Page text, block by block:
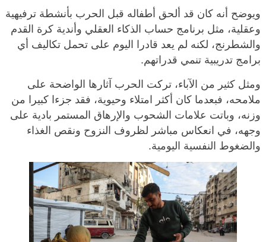
ويوضح أنه كان قد ألحق أطفاله قبل الحرب بأنشطة ترفيهية
وعقلية، مثل برنامج حساب الذكاء العقلي وأندية كرة القدم
والشطرنج، لكنه لم يعد قادرا اليوم على تحمل تكاليف أي
برامج تدريبية تنمي قدراتهم.
ومثل كثير من الآباء، تركت الحرب آثارها الواضحة على
ملامحه، فبعدما كان أكثر امتلاء وحيوية، فقد جزءا كبيرا من
وزنه، وباتت علامات الشحوب والإرهاق المستمر بادية على
وجهه، في انعكاس مباشر لظروف النزوح ونقص الغذاء
والضغوط النفسية اليومية.